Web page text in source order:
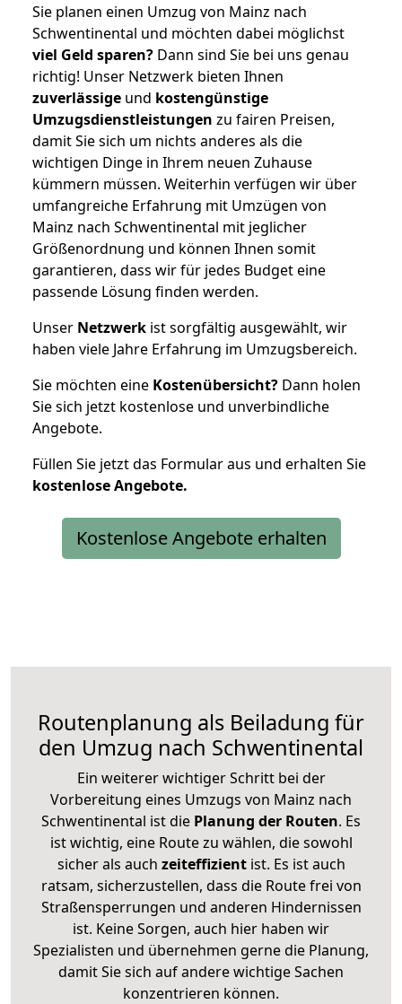
Sie planen einen Umzug von Mainz nach
Schwentinental und möchten dabei möglichst
viel Geld sparen? Dann sind Sie bei uns genau
richtig! Unser Netzwerk bieten Ihnen
zuverlässige und kostengünstige
Umzugsdienstleistungen zu fairen Preisen,
damit Sie sich um nichts anderes als die
wichtigen Dinge in Ihrem neuen Zuhause
kümmern müssen. Weiterhin verfügen wir über
umfangreiche Erfahrung mit Umzügen von
Mainz nach Schwentinental mit jeglicher
Größenordnung und können Ihnen somit
garantieren, dass wir für jedes Budget eine
passende Lösung finden werden.
Unser Netzwerk ist sorgfältig ausgewählt, wir
haben viele Jahre Erfahrung im Umzugsbereich.
Sie möchten eine Kostenübersicht? Dann holen
Sie sich jetzt kostenlose und unverbindliche
Angebote.
Füllen Sie jetzt das Formular aus und erhalten Sie
kostenloseAngebote.
Kostenlose Angebote erhalten
Routenplanung als Beiladung für
den Umzug nach Schwentinental
Ein weiterer wichtiger Schritt bei der
Vorbereitung eines Umzugs von Mainz nach
Schwentinental ist die Planung der Routen. Es
ist wichtig, eine Route zu wählen, die sowohl
sicher als auch zeiteffizientist. Es ist auch
ratsam, sicherzustellen, dass die Route frei von
Straßensperrungen und anderen Hindernissen
ist. Keine Sorgen, auch hier haben wir
Spezialisten und übernehmen gerne die Planung,
damit Sie sich auf andere wichtige Sachen
konzentrieren können.